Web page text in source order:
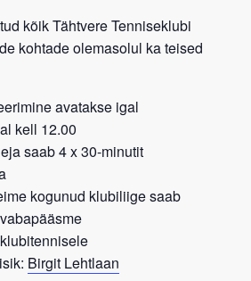
kõikTähtvere Tenniseklubi
kohtade olemasolul ka teised
avatakse igal
kell 12.00
saab 4 x 30-minutit
kogunud klubiliige saab
klubitennisele
Birgit Lehtlaan